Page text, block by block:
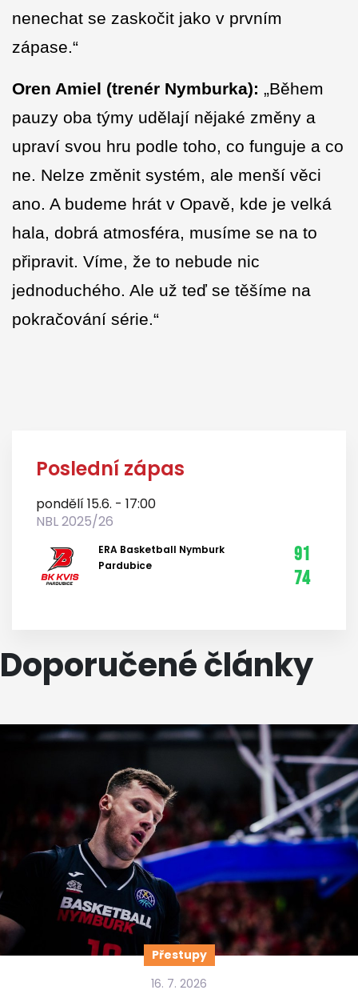
nenechat se zaskočit jako v prvním
zápase.“
Oren Amiel (trenér Nymburka): „Během
pauzy oba týmy udělají nějaké změny a
upraví svou hru podle toho, co funguje a co
ne. Nelze změnit systém, ale menší věci
ano. A budeme hrát v Opavě, kde je velká
hala, dobrá atmosféra, musíme se na to
připravit. Víme, že to nebude nic
jednoduchého. Ale už teď se těšíme na
pokračování série.“
Poslední zápas
pondělí 15.6. - 17:00
NBL 2025/26
ERA Basketball Nymburk
Pardubice
91
74
Doporučené články
Přestupy
16. 7. 2026